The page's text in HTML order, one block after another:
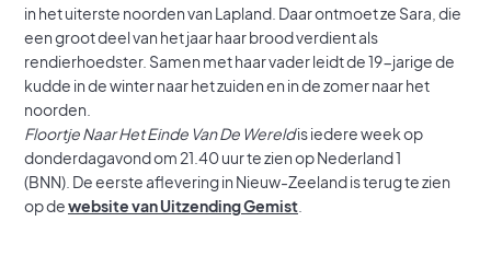
in het uiterste noorden van Lapland. Daar ontmoet ze Sara, die
een groot deel van het jaar haar brood verdient als
rendierhoedster. Samen met haar vader leidt de 19-jarige de
kudde in de winter naar het zuiden en in de zomer naar het
noorden.
Floortje Naar Het Einde Van De Wereldis iedere week op
donderdagavond om 21.40 uur te zien op Nederland 1
(BNN). De eerste aflevering in Nieuw-Zeeland is terug te zien
op dewebsite van Uitzending Gemist